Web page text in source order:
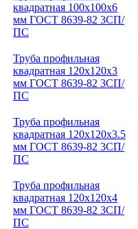
квадратная 100x100x6
мм ГОСТ 8639-82 3СП/
ПС
Труба профильная
квадратная 120x120x3
мм ГОСТ 8639-82 3СП/
ПС
Труба профильная
квадратная 120x120x3.5
мм ГОСТ 8639-82 3СП/
ПС
Труба профильная
квадратная 120x120x4
мм ГОСТ 8639-82 3СП/
ПС